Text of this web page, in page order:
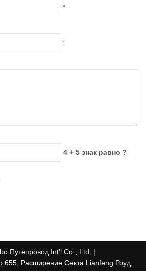
*
*
4 + 5 знак равно ?
Путепровод Int'l Co., Ltd. |
Расширение Секта Lianfeng Роуд,